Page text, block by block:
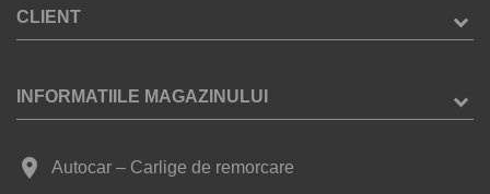
CLIENT
INFORMATIILE MAGAZINULUI
place Autocar – Carlige de remorcare